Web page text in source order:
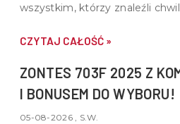
wszystkim, którzy znaleźli
do motoryzacji.
CZYTAJ CAŁOŚĆ »
ZONTES 703F 2025 Z
I BONUSEM DO WYBORU!
05-08-2026 , S.W.